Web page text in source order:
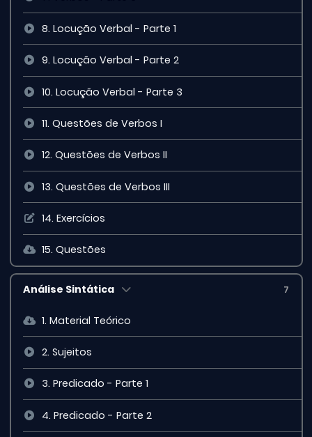
8. Locução Verbal - Parte 1
9. Locução Verbal - Parte 2
10. Locução Verbal - Parte 3
11. Questões de Verbos I
12. Questões de Verbos II
13. Questões de Verbos III
14. Exercícios
15. Questões
Análise Sintática 7
1. Material Teórico
2. Sujeitos
3. Predicado - Parte 1
4. Predicado - Parte 2